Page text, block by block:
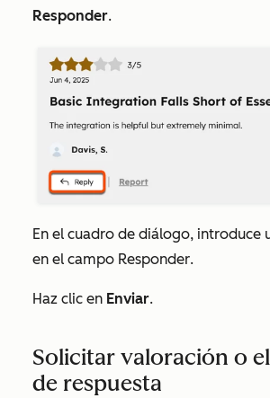
Responder.
En el cuadro de diálogo, introduce
en el campo Responder.
Haz clic en Enviar.
Solicitar valoración o
de respuesta